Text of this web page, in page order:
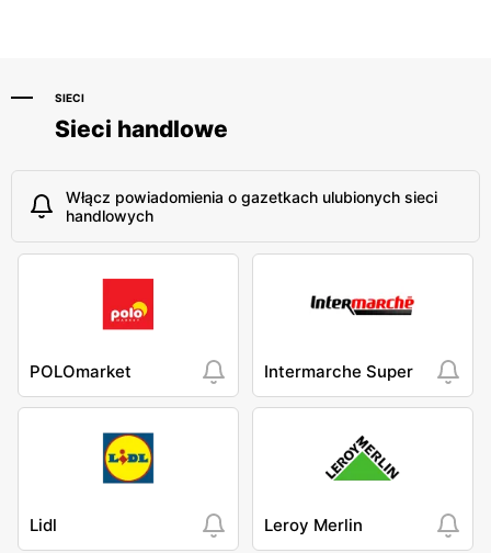
SIECI
Sieci handlowe
Włącz powiadomienia o gazetkach ulubionych sieci
handlowych
POLOmarket Intermarche Super
Lidl Leroy Merlin